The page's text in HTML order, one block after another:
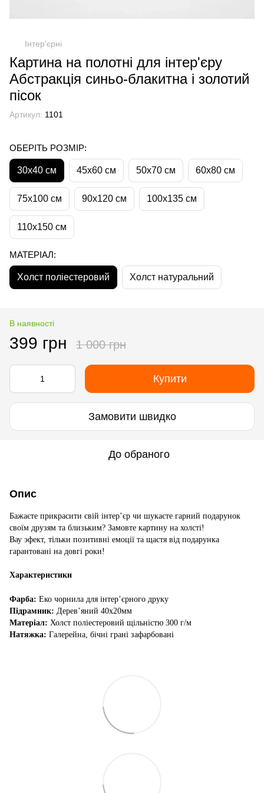
Інтер'єрні
Картина на полотні для інтер'єру
Абстракція синьо-блакитна і золотий
пісок
Артикул: 1101
ОБЕРІТЬ РОЗМІР:
30х40 см 45х60 см 50х70 см 60х80 см
75х100 см 90х120 см 100х135 см
110х150 см
МАТЕРІАЛ:
Холст поліестеровий Холст натуральний
В наявності
399 грн 1 000 грн
Купити
Замовити швидко
До обраного
Опис
Бажаєте прикрасити свій інтер’єр чи шукаєте гарний подарунок
своїм друзям та близьким? Замовте картину на холсті!
Вау эфект, тільки позитивні емоції та щастя від подарунка
гарантовані на довгі роки!
Характеристики
Фарба: Еко чорнила для інтер’єрного друку
Підрамник: Дерев’яний 40х20мм
Матеріал: Холст поліестеровий щільністю 300 г/м
Натяжка: Галерейна, бічні грані зафарбовані